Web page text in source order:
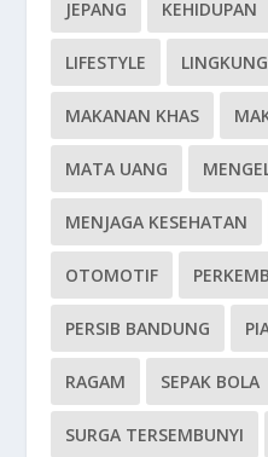
JEPANG KEHIDUPAN
LIFESTYLE
MAKANAN KHAS
MATA UANG
MENJAGA KESEHATAN
OTOMOTIF
PERSIB BANDUNG
RAGAM SEPAK BOLA
SURGA TERSEMBUNYI